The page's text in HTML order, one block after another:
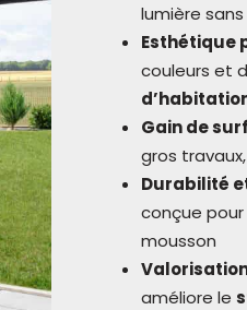
lumière
Esthétique
couleurs et
Gain de
gros
Durabilité
conçue
mousson
améliore le